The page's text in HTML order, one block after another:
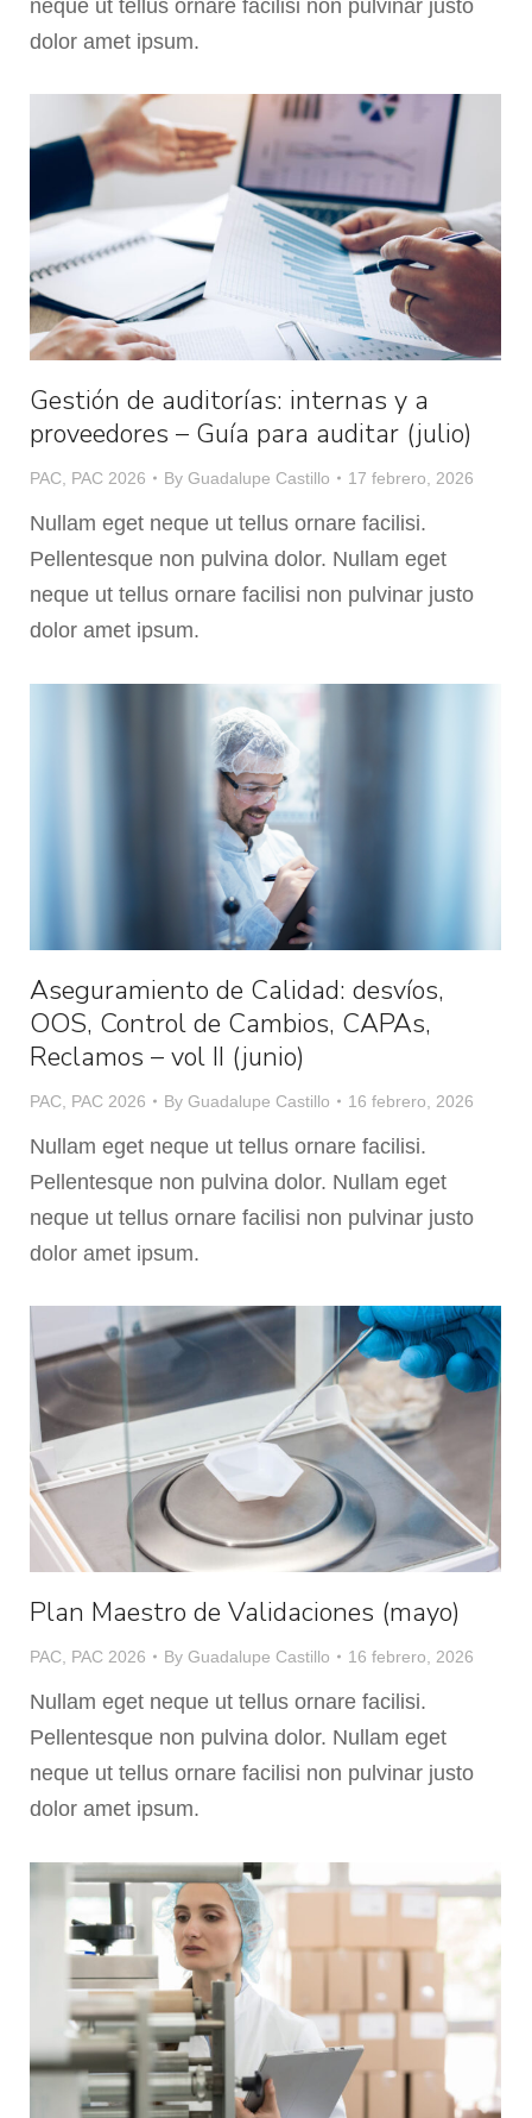
neque ut tellus ornare facilisi non pulvinar justo
dolor amet ipsum.
Gestión de auditorías: internas y a
proveedores – Guía para auditar (julio)
PAC PAC 2026 By Guadalupe Castillo 17 febrero, 2026
Nullam eget neque ut tellus ornare facilisi.
Pellentesque non pulvina dolor. Nullam eget
neque ut tellus ornare facilisi non pulvinar justo
dolor amet ipsum.
Aseguramiento de Calidad: desvíos,
OOS, Control de Cambios, CAPAs,
Reclamos – vol II (junio)
PAC PAC 2026 By Guadalupe Castillo 16 febrero, 2026
Nullam eget neque ut tellus ornare facilisi.
Pellentesque non pulvina dolor. Nullam eget
neque ut tellus ornare facilisi non pulvinar justo
dolor amet ipsum.
Plan Maestro de Validaciones (mayo)
PAC PAC 2026 By Guadalupe Castillo 16 febrero, 2026
Nullam eget neque ut tellus ornare facilisi.
Pellentesque non pulvina dolor. Nullam eget
neque ut tellus ornare facilisi non pulvinar justo
dolor amet ipsum.